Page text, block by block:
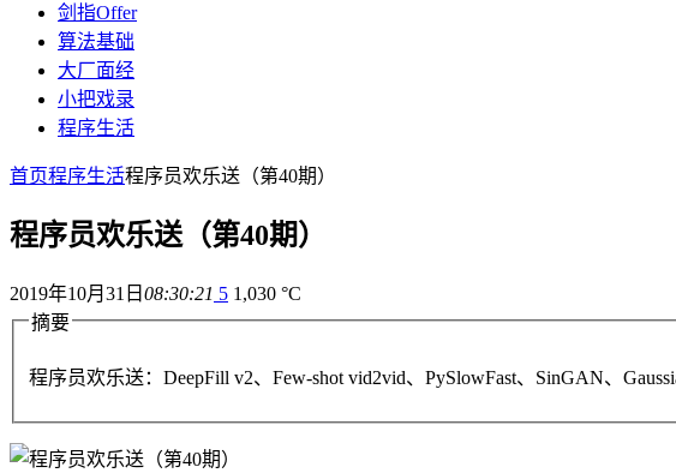
剑指Offer
算法基础
大厂面经
小把戏录
程序生活
首页程序生活程序员欢乐送（第40期）
程序员欢乐送（第40期）
2019年10月31日 08:30:21 5 1,030 °C
摘要
程序员欢乐送：DeepFill v2、Few-shot vid2vid、PySlowFast、SinGAN、